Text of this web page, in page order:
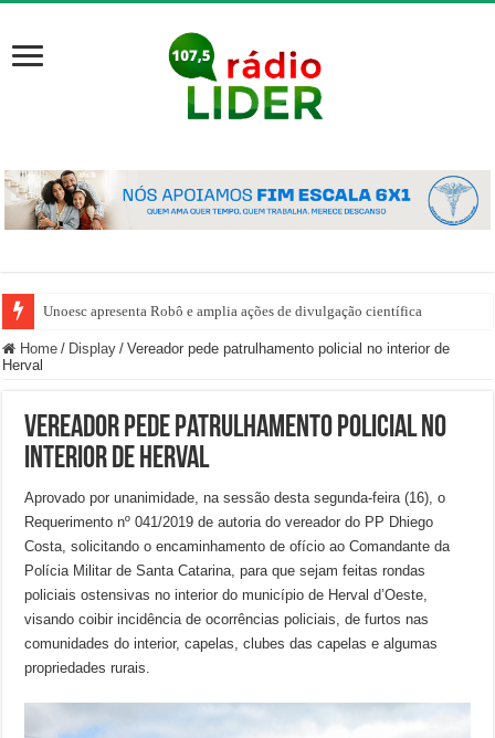
Unoesc apresenta Robô e amplia ações de divulgação científica
Home / Display / Vereador pede patrulhamento policial no interior de
Herval
Vereador pede patrulhamento policial no
interior de Herval
Aprovado por unanimidade, na sessão desta segunda-feira (16), o
Requerimento nº 041/2019 de autoria do vereador do PP Dhiego
Costa, solicitando o encaminhamento de ofício ao Comandante da
Polícia Militar de Santa Catarina, para que sejam feitas rondas
policiais ostensivas no interior do município de Herval d’Oeste,
visando coibir incidência de ocorrências policiais, de furtos nas
comunidades do interior, capelas, clubes das capelas e algumas
propriedades rurais.